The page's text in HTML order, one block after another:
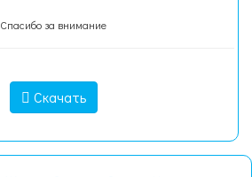
Спасибо за внимание
Скачать